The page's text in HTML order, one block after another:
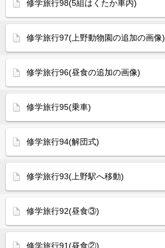
修学旅行98(5組はくたか車内)
修学旅行97(上野動物園の追加の画像)
修学旅行96(昼食の追加の画像)
修学旅行95(乗車)
修学旅行94(解団式)
修学旅行93(上野駅へ移動)
修学旅行92(昼食③)
修学旅行91(昼食②)